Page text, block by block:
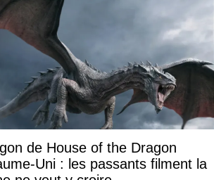
de House of the Dragon
Uni : les passants filment la